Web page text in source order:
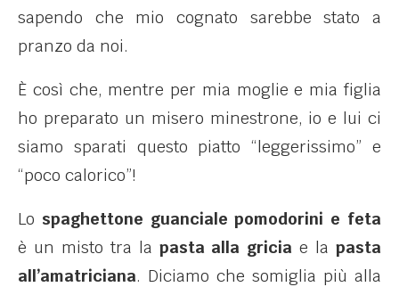
sapendo che mio cognato sarebbe stato a
pranzo da noi.
È così che, mentre per mia moglie e mia figlia
ho preparato un misero minestrone, io e lui ci
siamo sparati questo piatto “leggerissimo” e
“poco calorico”!
Lo spaghettone guanciale pomodorini e feta
è un misto tra la pasta alla gricia e lapasta
all’amatriciana. Diciamo che somiglia più alla